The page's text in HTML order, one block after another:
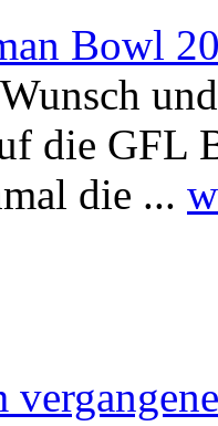
Bowl
die GFL
die ...